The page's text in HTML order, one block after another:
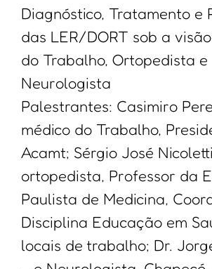
Diagnóstico, Tratamento e
das LER/DORT sob a
do Trabalho, Ortopedista e
Neurologista
Palestrantes: Casimiro
médico do Trabalho,
Acamt; Sérgio José
ortopedista, Professor da
Paulista de Medicina,
Disciplina Educação em
locais de trabalho; Dr.